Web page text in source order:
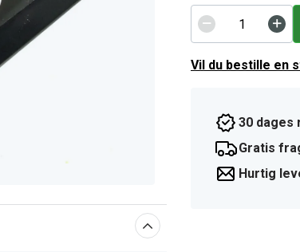
Vil du bestille en
30 dages
Gratis
Hurtig